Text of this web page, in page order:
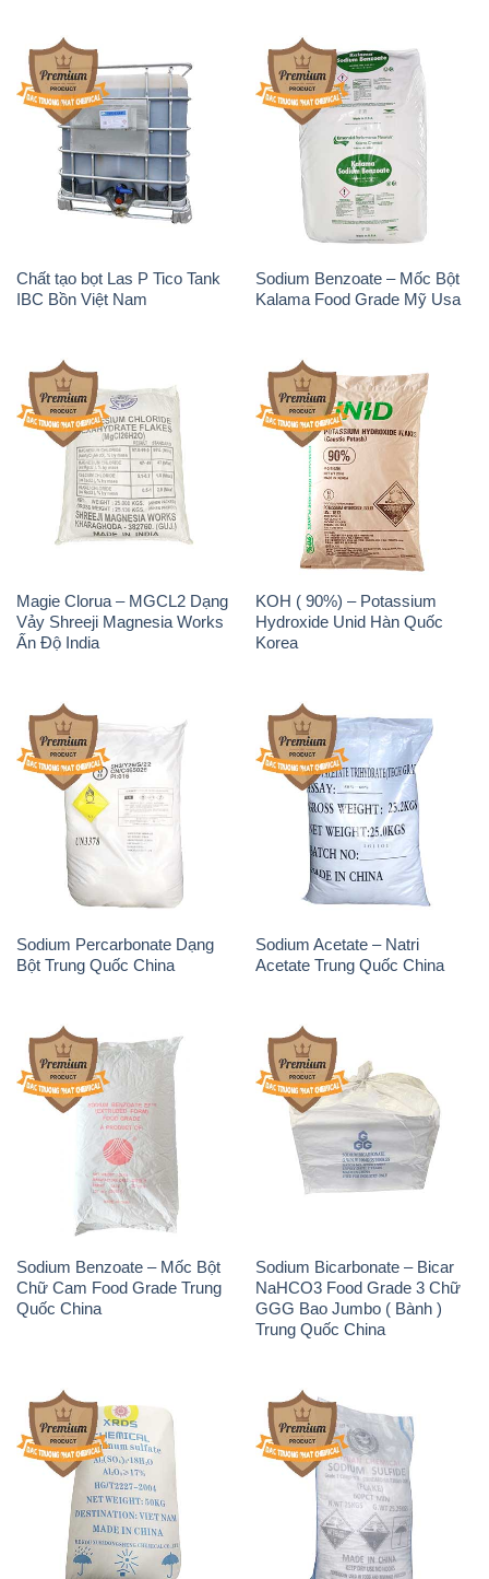
Chất tạo bọt Las P Tico Tank
IBC Bồn Việt Nam
Sodium Benzoate – Mốc Bột
Kalama Food Grade Mỹ Usa
Magie Clorua – MGCL2 Dạng
Vảy Shreeji Magnesia Works
Ấn Độ India
KOH ( 90%) – Potassium
Hydroxide Unid Hàn Quốc
Korea
Sodium Percarbonate Dạng
Bột Trung Quốc China
Sodium Acetate – Natri
Acetate Trung Quốc China
Sodium Benzoate – Mốc Bột
Chữ Cam Food Grade Trung
Quốc China
Sodium Bicarbonate – Bicar
NaHCO3 Food Grade 3 Chữ
GGG Bao Jumbo ( Bành )
Trung Quốc China